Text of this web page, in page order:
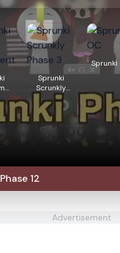
Sprunki
Scrunkly
Phase 3
Sprunki
12
Advertisement